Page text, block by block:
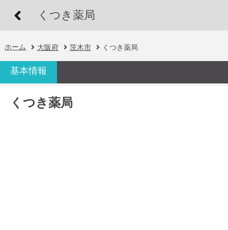
くつき薬局
ホーム 大阪府 茨木市 くつき薬局
基本情報
くつき薬局